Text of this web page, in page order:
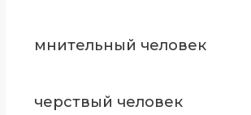
мнительный человек
черствый человек